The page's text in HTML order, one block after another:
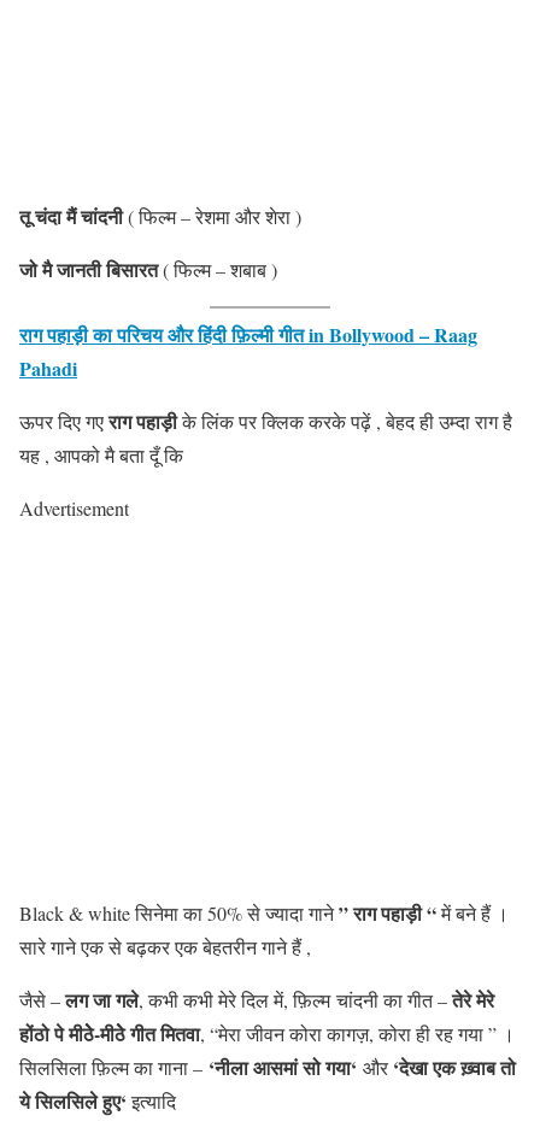
तू चंदा मैं चांदनी( फिल्म – रेशमा और शेरा )
जो मै जानती बिसारत( फिल्म – शबाब )
राग पहाड़ी का परिचय और हिंदी फ़िल्मी गीत in Bollywood – Raag
Pahadi
ऊपर दिए गएराग पहाड़ीके लिंक पर क्लिक करके पढ़ें , बेहद ही उम्दा राग है
यह , आपको मै बता दूँ कि
Advertisement
Black & white सिनेमा का 50% से ज्यादा गाने” राग पहाड़ी “में बने हैं ।
सारे गाने एक से बढ़कर एक बेहतरीन गाने हैं ,
जैसे –लग जा गले, कभी कभी मेरे दिल में, फ़िल्म चांदनी का गीत –तेरे मेरे
होंठो पे मीठेे-मीठेे गीत मितवा, “मेरा जीवन कोरा कागज़, कोरा ही रह गया ” ।
सिलसिला फ़िल्म का गाना – ‘नीला आसमां सो गया‘ और ‘देखा एक ख़्वाब तो
ये सिलसिले हुए‘इत्यादि